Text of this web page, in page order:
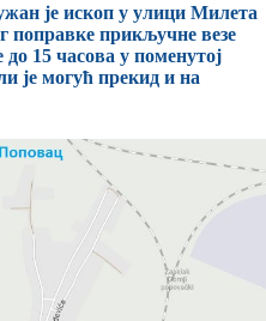
је ископ у улици Милета
поправке прикључне везе
15 часова у поменутој
је могућ прекид и на